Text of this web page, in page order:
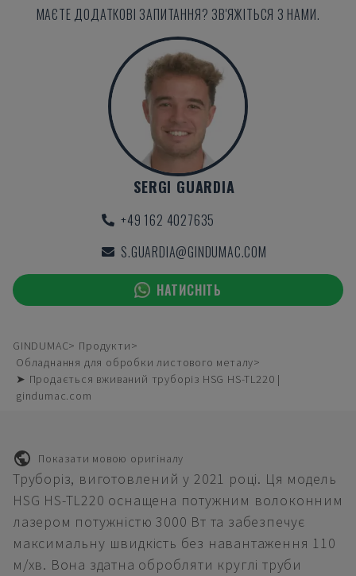
МАЄТЕ ДОДАТКОВІ ЗАПИТАННЯ? ЗВ'ЯЖІТЬСЯ З НАМИ.
SERGI GUARDIA
+49 162 4027635
S.GUARDIA@GINDUMAC.COM
НАТИСНІТЬ
GINDUMAC
Продукти
Обладнання для обробки листового металу
➤ Продається вживаний труборіз HSG HS-TL220 |
gindumac.com
Показати мовою оригіналу
Труборіз, виготовлений у 2021 році. Ця модель
HSG HS-TL220 оснащена потужним волоконним
лазером потужністю 3000 Вт та забезпечує
максимальну швидкість без навантаження 110
м/хв. Вона здатна обробляти круглі труби